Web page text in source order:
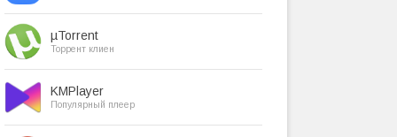
µTorrent
Торрент клиен
KMPlayer
Популярный плеер